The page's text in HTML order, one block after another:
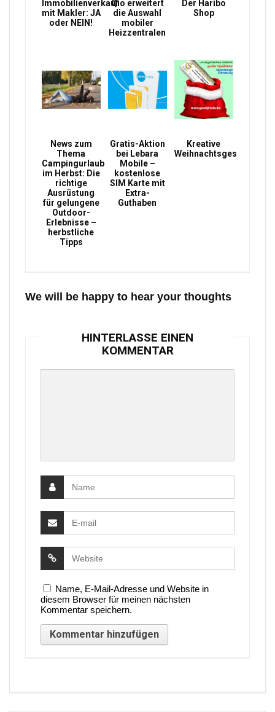
Immobilienverkauf
mit Makler: JA
oder NEIN!
Qio erweitert
die Auswahl
mobiler
Heizzentralen
Der Haribo
Shop
News zum
Thema
Campingurlaub
im Herbst: Die
richtige
Ausrüstung
für gelungene
Outdoor-
Erlebnisse –
herbstliche
Tipps
Gratis-Aktion
bei Lebara
Mobile –
kostenlose
SIM Karte mit
Extra-
Guthaben
Kreative
Weihnachtsgeschenke
We will be happy to hear your thoughts
HINTERLASSE EINEN
KOMMENTAR
Name, E-Mail-Adresse und Website in
diesem Browser für meinen nächsten
Kommentar speichern.